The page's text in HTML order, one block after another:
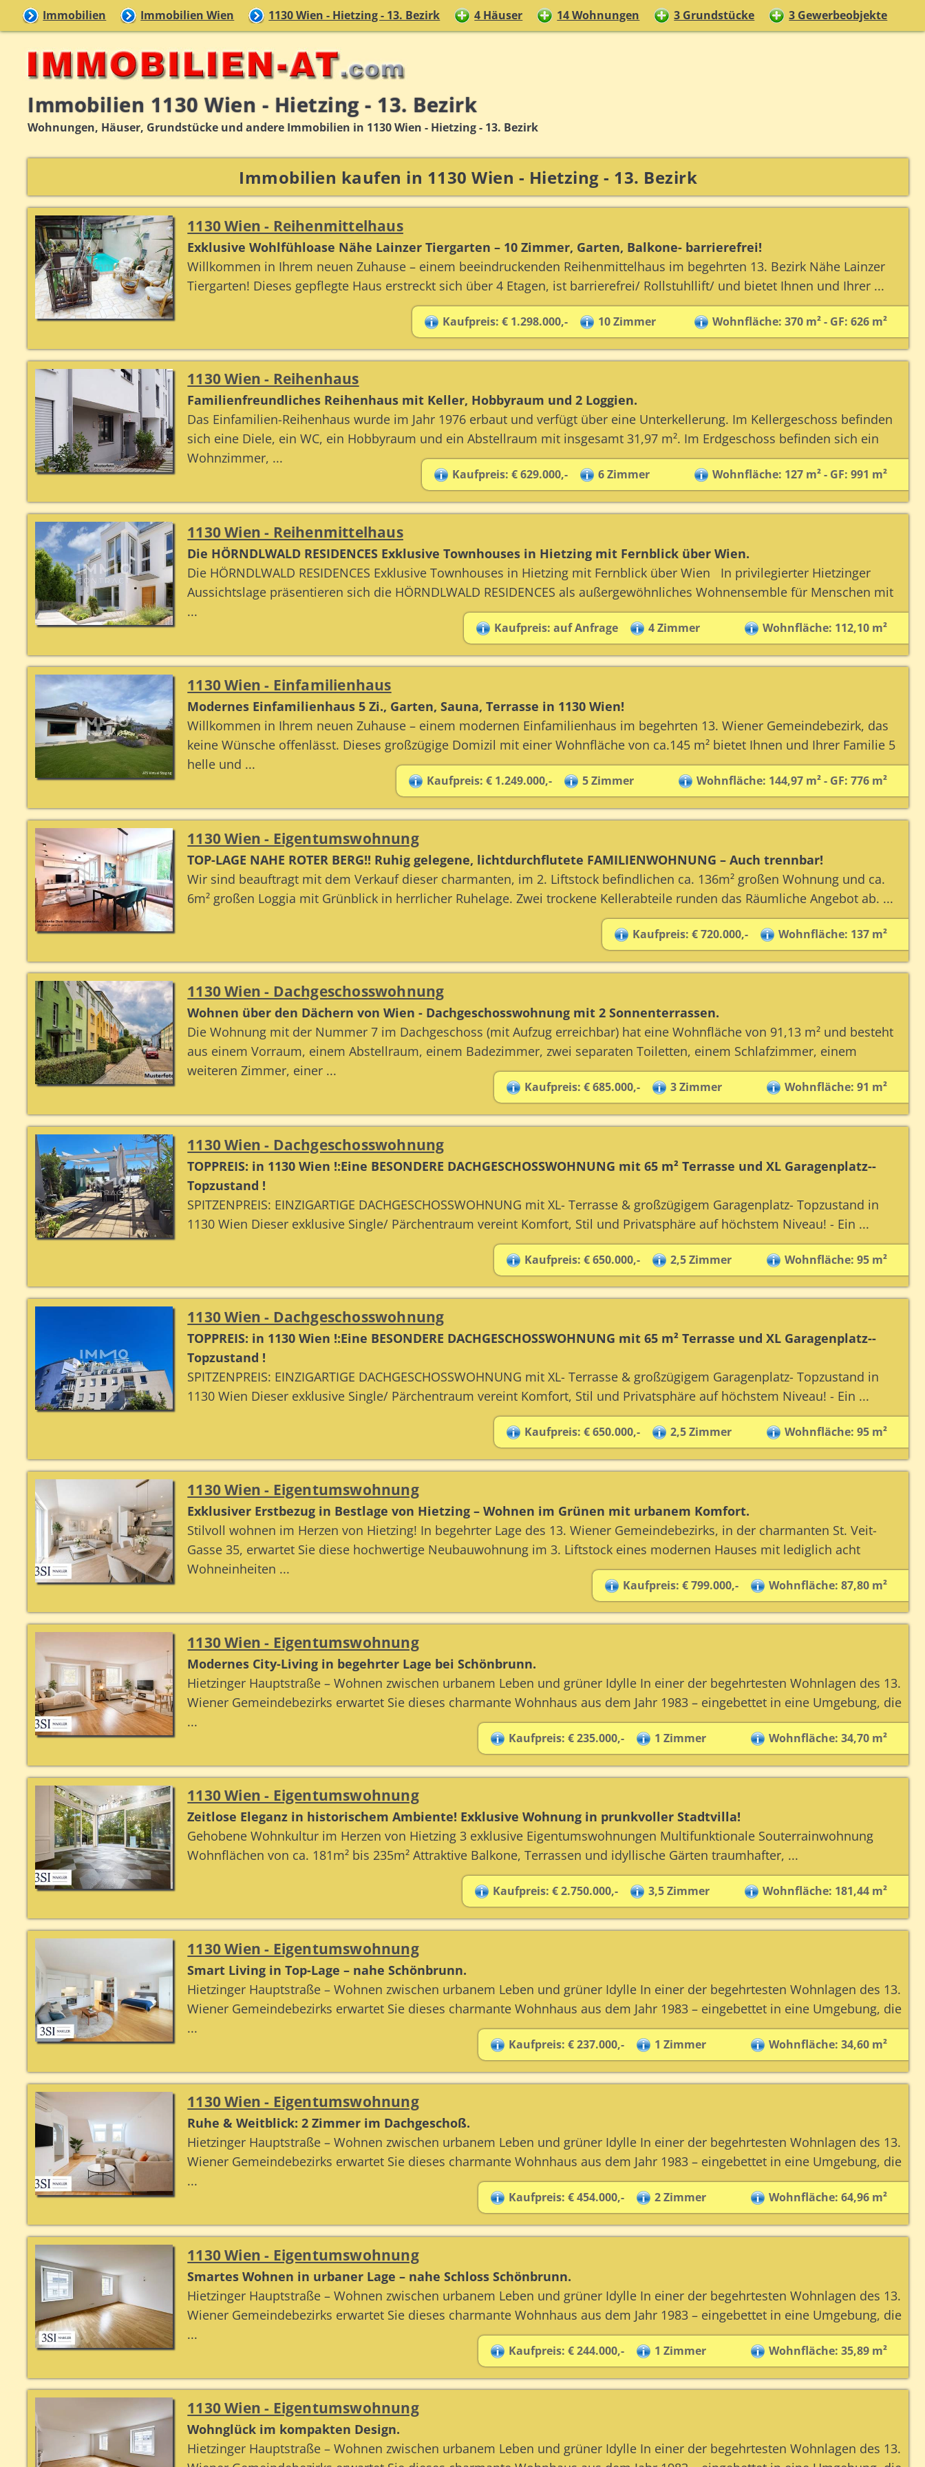
Immobilien Immobilien Wien 1130 Wien - Hietzing - 13. Bezirk 4 Häuser 14 Wohnungen 3 Grundstücke 3 Gewerbeobjekte
Immobilien 1130 Wien - Hietzing - 13. Bezirk
Wohnungen, Häuser, Grundstücke und andere Immobilien in 1130 Wien - Hietzing - 13. Bezirk
Immobilien kaufen in 1130 Wien - Hietzing - 13. Bezirk
1130 Wien - Reihenmittelhaus
Exklusive Wohlfühloase Nähe Lainzer Tiergarten – 10 Zimmer, Garten, Balkone- barrierefrei!
Willkommen in Ihrem neuen Zuhause – einem beeindruckenden Reihenmittelhaus im begehrten 13. Bezirk Nähe Lainzer
Tiergarten! Dieses gepflegte Haus erstreckt sich über 4 Etagen, ist barrierefrei/ Rollstuhllift/ und bietet Ihnen und Ihrer ...
Kaufpreis: € 1.298.000,- 10 Zimmer Wohnfläche: 370 m² - GF: 626 m²
1130 Wien - Reihenhaus
Familienfreundliches Reihenhaus mit Keller, Hobbyraum und 2 Loggien.
Das Einfamilien-Reihenhaus wurde im Jahr 1976 erbaut und verfügt über eine Unterkellerung. Im Kellergeschoss befinden
sich eine Diele, ein WC, ein Hobbyraum und ein Abstellraum mit insgesamt 31,97 m². Im Erdgeschoss befinden sich ein
Wohnzimmer, ...
Kaufpreis: € 629.000,- 6 Zimmer Wohnfläche: 127 m² - GF: 991 m²
1130 Wien - Reihenmittelhaus
Die HÖRNDLWALD RESIDENCES Exklusive Townhouses in Hietzing mit Fernblick über Wien.
Die HÖRNDLWALD RESIDENCES Exklusive Townhouses in Hietzing mit Fernblick über Wien In privilegierter Hietzinger
Aussichtslage präsentieren sich die HÖRNDLWALD RESIDENCES als außergewöhnliches Wohnensemble für Menschen mit
...
Kaufpreis: auf Anfrage 4 Zimmer Wohnfläche: 112,10 m²
1130 Wien - Einfamilienhaus
Modernes Einfamilienhaus 5 Zi., Garten, Sauna, Terrasse in 1130 Wien!
Willkommen in Ihrem neuen Zuhause – einem modernen Einfamilienhaus im begehrten 13. Wiener Gemeindebezirk, das
keine Wünsche offenlässt. Dieses großzügige Domizil mit einer Wohnfläche von ca.145 m² bietet Ihnen und Ihrer Familie 5
helle und ...
Kaufpreis: € 1.249.000,- 5 Zimmer Wohnfläche: 144,97 m² - GF: 776 m²
1130 Wien - Eigentumswohnung
TOP-LAGE NAHE ROTER BERG!! Ruhig gelegene, lichtdurchflutete FAMILIENWOHNUNG – Auch trennbar!
Wir sind beauftragt mit dem Verkauf dieser charmanten, im 2. Liftstock befindlichen ca. 136m² großen Wohnung und ca.
6m² großen Loggia mit Grünblick in herrlicher Ruhelage. Zwei trockene Kellerabteile runden das Räumliche Angebot ab. ...
Kaufpreis: € 720.000,- Wohnfläche: 137 m²
1130 Wien - Dachgeschosswohnung
Wohnen über den Dächern von Wien - Dachgeschosswohnung mit 2 Sonnenterrassen.
Die Wohnung mit der Nummer 7 im Dachgeschoss (mit Aufzug erreichbar) hat eine Wohnfläche von 91,13 m² und besteht
aus einem Vorraum, einem Abstellraum, einem Badezimmer, zwei separaten Toiletten, einem Schlafzimmer, einem
weiteren Zimmer, einer ...
Kaufpreis: € 685.000,- 3 Zimmer Wohnfläche: 91 m²
1130 Wien - Dachgeschosswohnung
TOPPREIS: in 1130 Wien !:Eine BESONDERE DACHGESCHOSSWOHNUNG mit 65 m² Terrasse und XL Garagenplatz--
Topzustand !
SPITZENPREIS: EINZIGARTIGE DACHGESCHOSSWOHNUNG mit XL- Terrasse & großzügigem Garagenplatz- Topzustand in
1130 Wien Dieser exklusive Single/ Pärchentraum vereint Komfort, Stil und Privatsphäre auf höchstem Niveau! - Ein ...
Kaufpreis: € 650.000,- 2,5 Zimmer Wohnfläche: 95 m²
1130 Wien - Dachgeschosswohnung
TOPPREIS: in 1130 Wien !:Eine BESONDERE DACHGESCHOSSWOHNUNG mit 65 m² Terrasse und XL Garagenplatz--
Topzustand !
SPITZENPREIS: EINZIGARTIGE DACHGESCHOSSWOHNUNG mit XL- Terrasse & großzügigem Garagenplatz- Topzustand in
1130 Wien Dieser exklusive Single/ Pärchentraum vereint Komfort, Stil und Privatsphäre auf höchstem Niveau! - Ein ...
Kaufpreis: € 650.000,- 2,5 Zimmer Wohnfläche: 95 m²
1130 Wien - Eigentumswohnung
Exklusiver Erstbezug in Bestlage von Hietzing – Wohnen im Grünen mit urbanem Komfort.
Stilvoll wohnen im Herzen von Hietzing! In begehrter Lage des 13. Wiener Gemeindebezirks, in der charmanten St. Veit-
Gasse 35, erwartet Sie diese hochwertige Neubauwohnung im 3. Liftstock eines modernen Hauses mit lediglich acht
Wohneinheiten ...
Kaufpreis: € 799.000,- Wohnfläche: 87,80 m²
1130 Wien - Eigentumswohnung
Modernes City-Living in begehrter Lage bei Schönbrunn.
Hietzinger Hauptstraße – Wohnen zwischen urbanem Leben und grüner Idylle In einer der begehrtesten Wohnlagen des 13.
Wiener Gemeindebezirks erwartet Sie dieses charmante Wohnhaus aus dem Jahr 1983 – eingebettet in eine Umgebung, die
...
Kaufpreis: € 235.000,- 1 Zimmer Wohnfläche: 34,70 m²
1130 Wien - Eigentumswohnung
Zeitlose Eleganz in historischem Ambiente! Exklusive Wohnung in prunkvoller Stadtvilla!
Gehobene Wohnkultur im Herzen von Hietzing 3 exklusive Eigentumswohnungen Multifunktionale Souterrainwohnung
Wohnflächen von ca. 181m² bis 235m² Attraktive Balkone, Terrassen und idyllische Gärten traumhafter, ...
Kaufpreis: € 2.750.000,- 3,5 Zimmer Wohnfläche: 181,44 m²
1130 Wien - Eigentumswohnung
Smart Living in Top-Lage – nahe Schönbrunn.
Hietzinger Hauptstraße – Wohnen zwischen urbanem Leben und grüner Idylle In einer der begehrtesten Wohnlagen des 13.
Wiener Gemeindebezirks erwartet Sie dieses charmante Wohnhaus aus dem Jahr 1983 – eingebettet in eine Umgebung, die
...
Kaufpreis: € 237.000,- 1 Zimmer Wohnfläche: 34,60 m²
1130 Wien - Eigentumswohnung
Ruhe & Weitblick: 2 Zimmer im Dachgeschoß.
Hietzinger Hauptstraße – Wohnen zwischen urbanem Leben und grüner Idylle In einer der begehrtesten Wohnlagen des 13.
Wiener Gemeindebezirks erwartet Sie dieses charmante Wohnhaus aus dem Jahr 1983 – eingebettet in eine Umgebung, die
...
Kaufpreis: € 454.000,- 2 Zimmer Wohnfläche: 64,96 m²
1130 Wien - Eigentumswohnung
Smartes Wohnen in urbaner Lage – nahe Schloss Schönbrunn.
Hietzinger Hauptstraße – Wohnen zwischen urbanem Leben und grüner Idylle In einer der begehrtesten Wohnlagen des 13.
Wiener Gemeindebezirks erwartet Sie dieses charmante Wohnhaus aus dem Jahr 1983 – eingebettet in eine Umgebung, die
...
Kaufpreis: € 244.000,- 1 Zimmer Wohnfläche: 35,89 m²
1130 Wien - Eigentumswohnung
Wohnglück im kompakten Design.
Hietzinger Hauptstraße – Wohnen zwischen urbanem Leben und grüner Idylle In einer der begehrtesten Wohnlagen des 13.